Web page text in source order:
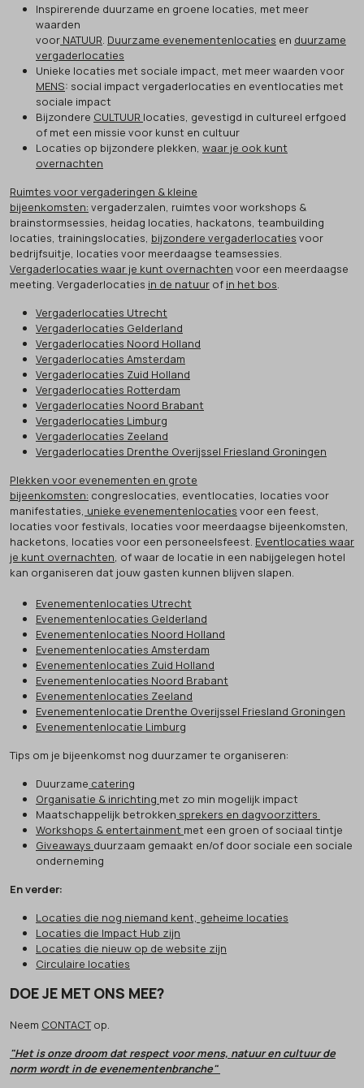
Inspirerende duurzame en groene locaties, met meer
waarden
voor NATUUR Duurzame evenementenlocaties en duurzame
vergaderlocaties
Unieke locaties met sociale impact, met meer waarden voor
MENS: social impact vergaderlocaties en eventlocaties met
sociale impact
Bijzondere CULTUUR locaties, gevestigd in cultureel erfgoed
of met een missie voor kunst en cultuur
Locaties op bijzondere plekken, waar je ook kunt
overnachten
Ruimtes voor vergaderingen & kleine
bijeenkomsten: vergaderzalen, ruimtes voor workshops &
brainstormsessies, heidag locaties, hackatons, teambuilding
locaties, trainingslocaties, bijzondere vergaderlocaties voor
bedrijfsuitje, locaties voor meerdaagse teamsessies.
Vergaderlocaties waar je kunt overnachten voor een meerdaagse
meeting. Vergaderlocaties in de natuur of in het bos
Vergaderlocaties Utrecht
Vergaderlocaties Gelderland
Vergaderlocaties Noord Holland
Vergaderlocaties Amsterdam
Vergaderlocaties Zuid Holland
Vergaderlocaties Rotterdam
Vergaderlocaties Noord Brabant
Vergaderlocaties Limburg
Vergaderlocaties Zeeland
Vergaderlocaties Drenthe Overijssel Friesland Groningen
Plekken voor evenementen en grote
bijeenkomsten: congreslocaties, eventlocaties, locaties voor
manifestaties, unieke evenementenlocaties voor een feest,
locaties voor festivals, locaties voor meerdaagse bijeenkomsten,
hacketons, locaties voor een personeelsfeest. Eventlocaties waar
je kunt overnachten , of waar de locatie in een nabijgelegen hotel
kan organiseren dat jouw gasten kunnen blijven slapen.
Evenementenlocaties Utrecht
Evenementenlocaties Gelderland
Evenementenlocaties Noord Holland
Evenementenlocaties Amsterdam
Evenementenlocaties Zuid Holland
Evenementenlocaties Noord Brabant
Evenementenlocaties Zeeland
Evenementenlocatie Drenthe Overijssel Friesland Groningen
Evenementenlocatie Limburg
Tips om je bijeenkomst nog duurzamer te organiseren:
Duurzame catering
Organisatie & inrichting met zo min mogelijk impact
Maatschappelijk betrokken sprekers en dagvoorzitters
Workshops & entertainment met een groen of sociaal tintje
Giveaways duurzaam gemaakt en/of door sociale een sociale
onderneming
En verder:
Locaties die nog niemand kent, geheime locaties
Locaties die Impact Hub zijn
Locaties die nieuw op de website zijn
Circulaire locaties
DOE JE MET ONS MEE?
Neem CONTACTop.
"Het is onze droom dat respect voor mens, natuur en cultuur de
norm wordt in de evenementenbranche"